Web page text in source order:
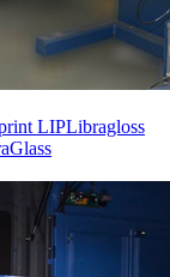
LIPLibragloss